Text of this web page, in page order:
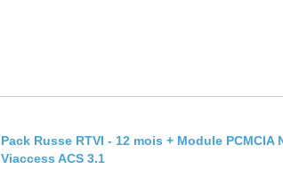
Pack Russe RTVI - 12 mois + Module PCMCIA
Viaccess ACS 3.1